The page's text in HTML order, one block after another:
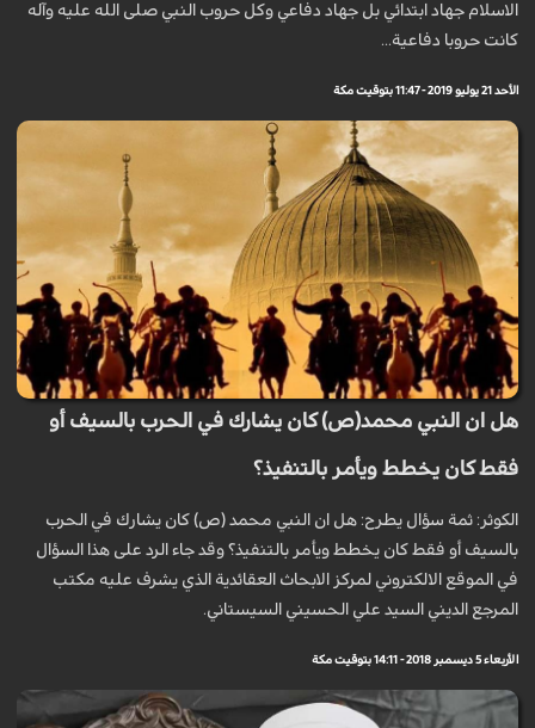
الاسلام جهاد ابتدائي بل جهاد دفاعي وكل حروب النبي صلى الله عليه وآله
كانت حروبا دفاعية...
الأحد 21 يوليو 2019 - 11:47 بتوقيت مكة
هل ان النبي محمد(ص) كان يشارك في الحرب بالسيف أو
فقط كان يخطط ويأمر بالتنفيذ؟
الكوثر: ثمة سؤال يطرح: هل ان النبي محمد (ص) كان يشارك في الحرب
بالسيف أو فقط كان يخطط ويأمر بالتنفيذ؟ وقد جاء الرد على هذا السؤال
في الموقع الالكتروني لمركز الابحاث العقائدية الذي يشرف عليه مكتب
المرجع الديني السيد علي الحسيني السيستاني.
الأربعاء 5 ديسمبر 2018 - 14:11 بتوقيت مكة